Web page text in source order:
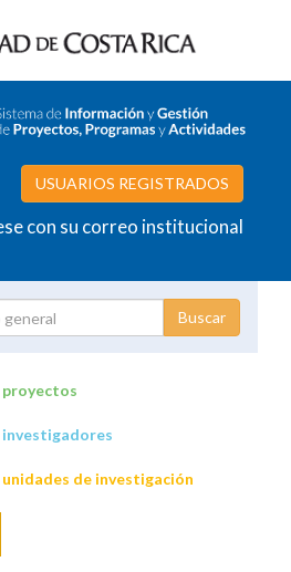
USUARIOS REGISTRADOS
con su correo institucional
de investigación